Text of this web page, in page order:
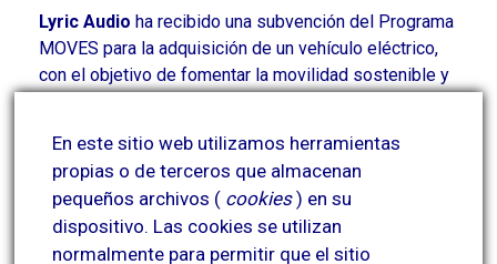
Lyric Audio ha recibido una subvención del Programa
MOVES para la adquisición de un vehículo eléctrico,
con el objetivo de fomentar la movilidad sostenible y
Esta actuación contribuye a la mejora de la eficiencia
energética y a la reducción del impacto ambiental.
Proyecto financiado por el Plan MOVES y
cofinanciado por la Unión Europea.
En este sitio web utilizamos herramientas
propias o de terceros que almacenan
pequeños archivos ( cookies) en su
dispositivo. Las cookies se utilizan
normalmente para permitir que el sitio